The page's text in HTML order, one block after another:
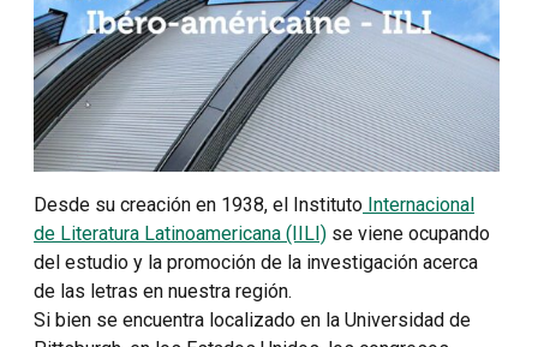
Desde su creación en 1938, el Instituto Internacional
de Literatura Latinoamericana (IILI) se viene ocupando
del estudio y la promoción de la investigación acerca
de las letras en nuestra región.
Si bien se encuentra localizado en la Universidad de